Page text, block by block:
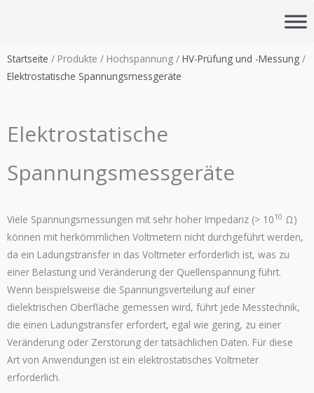
Startseite / Produkte / Hochspannung / HV-Prüfung und -Messung /
Elektrostatische Spannungsmessgeräte
Elektrostatische
Spannungsmessgeräte
Viele Spannungsmessungen mit sehr hoher Impedanz (> 1010 Ω)
können mit herkömmlichen Voltmetern nicht durchgeführt werden,
da ein Ladungstransfer in das Voltmeter erforderlich ist, was zu
einer Belastung und Veränderung der Quellenspannung führt.
Wenn beispielsweise die Spannungsverteilung auf einer
dielektrischen Oberfläche gemessen wird, führt jede Messtechnik,
die einen Ladungstransfer erfordert, egal wie gering, zu einer
Veränderung oder Zerstörung der tatsächlichen Daten. Für diese
Art von Anwendungen ist ein elektrostatisches Voltmeter
erforderlich.